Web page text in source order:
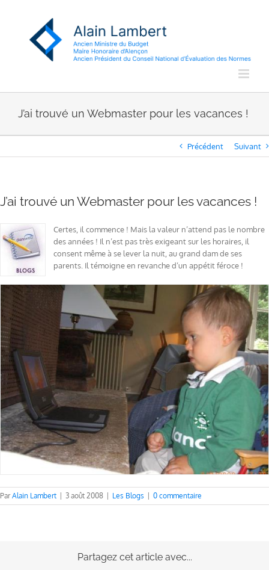
J’ai trouvé un Webmaster pour les vacances !
Précédent Suivant
J’ai trouvé un Webmaster pour les vacances !
Certes, il commence ! Mais la valeur n’attend pas le nombre
des années ! Il n’est pas très exigeant sur les horaires, il
consent même à se lever la nuit, au grand dam de ses
parents. Il témoigne en revanche d’un appétit féroce !
ParAlain Lambert 3 août 2008 Les Blogs 0 commentaire
Partagez cet article avec...